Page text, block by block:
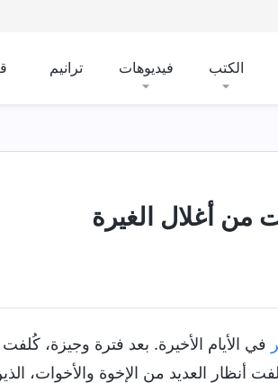
الكتب فيديوهات ترانيم
من أغلال الغيرة
في الأيام الأخيرة. بعد فترة وجيزة،
أنظار العديد من الإخوة والأخوات، الذين